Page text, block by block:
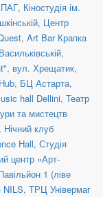
, Кіностудія ім.
, Центр
, Art Bar Крапка
,
, вул. Хрещатик,
, БЦ Астарта,
hall Dellini, Театр
та мистецтв
, Нічний клуб
Hall, Студія
центр «Арт-
1 (ліве
NILS, ТРЦ Універмаг